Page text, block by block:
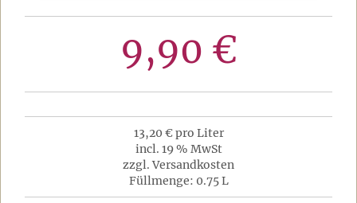
9,90 €
13,20 € pro Liter
incl. 19 % MwSt
zzgl. Versandkosten
Füllmenge: 0.75 L